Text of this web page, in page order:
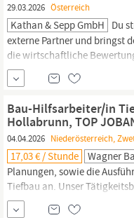
29.03.2026 Österreich
Kathan & Sepp GmbH Du
externe Partner und bringst
die wirtschaftliche
ein.DEINE AUFGABEN
Investitionsprojekten im
Vergabe und Einkauf von
Bau-Hilfsarbeiter/in
Hollabrunn, TOP
04.04.2026 Niederösterreich,
17,03 € / Stunde Wagner
Planungen, sowie die
Tiefbau an. Unser
nördlichen Niederösterreich.